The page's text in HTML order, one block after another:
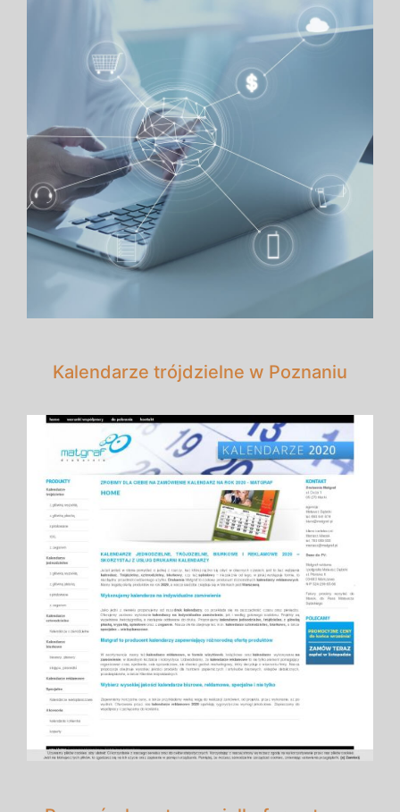
Kalendarze trójdzielne w Poznaniu